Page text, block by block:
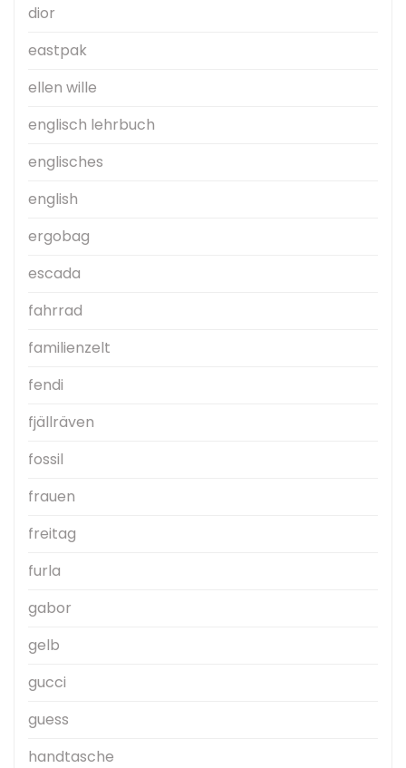
dior
eastpak
ellen wille
englisch lehrbuch
englisches
english
ergobag
escada
fahrrad
familienzelt
fendi
fjällräven
fossil
frauen
freitag
furla
gabor
gelb
gucci
guess
handtasche